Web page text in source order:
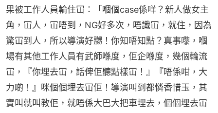
果被工作人員輪住冚：「嗰個case係咩？新人做女主
角，冚人，冚唔到，NG好多次，唔識冚，就住，因為
驚冚到人，所以導演好嬲！你知唔知點？真事嚟，嗰
場有其他工作人員有武師喺度，佢企喺度，幾個輪流
冚，『你埋去冚，話俾佢聽點樣冚！』『唔係咁，大
力啲！』咪個個埋去冚佢！導演叫到都憐香惜玉，其
實叫就叫教佢，就唔係大巴大把車埋去，個個埋去冚